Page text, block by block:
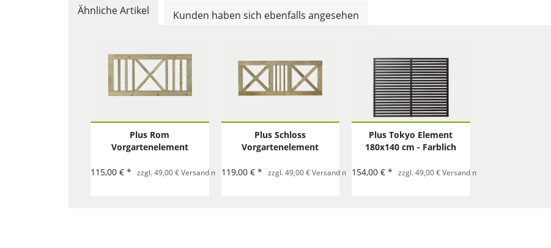
Ähnliche Artikel Kunden haben sich ebenfalls angesehen
Plus Rom
Vorgartenelement
115,00 € * zzgl. 49,00 € Versand mit Spedition pro Bestellung
Plus Schloss
Vorgartenelement
119,00 € * zzgl. 49,00 € Versand mit Spedition pro Bestellung
Plus Tokyo Element
180x140 cm - Farblich
154,00 € * zzgl. 49,00 € Versand mit Spedition pro